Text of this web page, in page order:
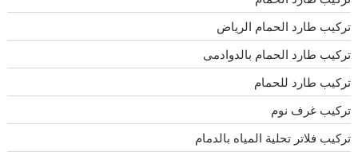
تركيب طارد الحمام الرياض
تركيب طارد الحمام بالدوادمى
تركيب طارد للحمام
تركيب غرف نوم
تركيب فلاتر تحلية المياه بالدمام